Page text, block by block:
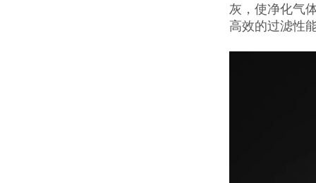
灰，使净化气
高效的过滤性